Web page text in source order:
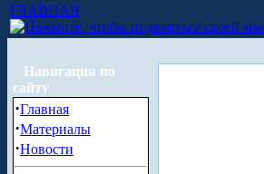
ГЛАВНАЯ
Навигация по
сайту
·Главная
·Материалы
·Новости